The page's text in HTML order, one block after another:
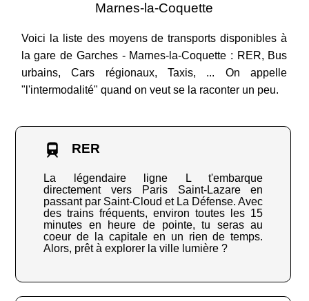
Marnes-la-Coquette
Voici la liste des moyens de transports disponibles à
la gare de Garches - Marnes-la-Coquette : RER, Bus
urbains, Cars régionaux, Taxis, ... On appelle
"l'intermodalité" quand on veut se la raconter un peu.
RER
La légendaire ligne L t'embarque
directement vers Paris Saint-Lazare en
passant par Saint-Cloud et La Défense. Avec
des trains fréquents, environ toutes les 15
minutes en heure de pointe, tu seras au
coeur de la capitale en un rien de temps.
Alors, prêt à explorer la ville lumière ?